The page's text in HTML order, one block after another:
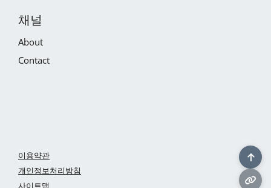
채널
About
Contact
이용약관
개인정보처리방침
사이트맵